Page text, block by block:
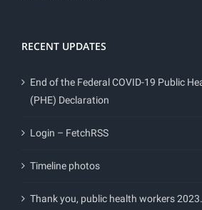
RECENT UPDATES
End of the Federal COVID-19 Public
(PHE) Declaration
Login – FetchRSS
Timeline photos
Thank you, public health workers 2023.